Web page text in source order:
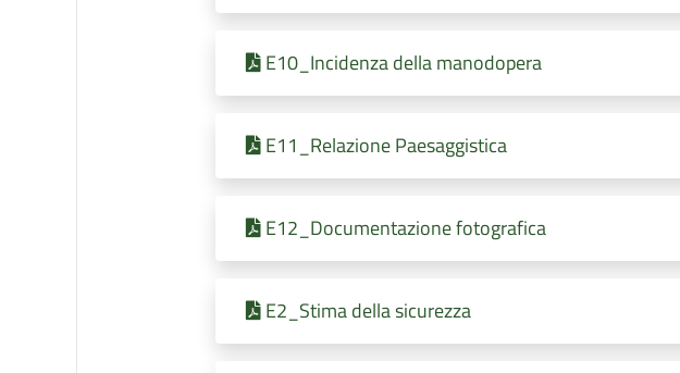
E10_Incidenza della manodopera
E11_Relazione Paesaggistica
E12_Documentazione fotografica
E2_Stima della sicurezza